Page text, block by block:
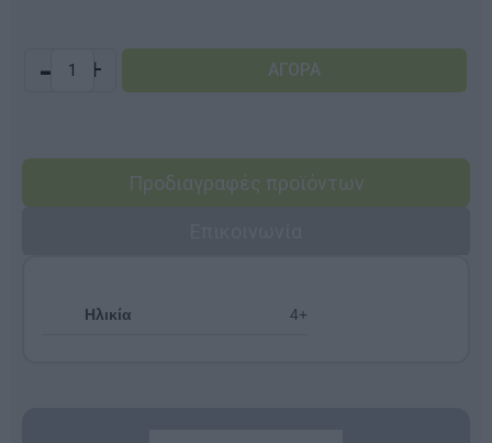
- +
Προδιαγραφές προϊόντων
Ηλικία 4+